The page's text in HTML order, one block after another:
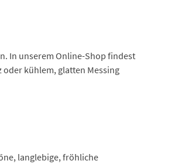
In unserem Online-Shop findest
oder kühlem, glatten Messing
langlebige, fröhliche